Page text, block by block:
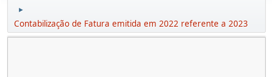
►
Contabilização de Fatura emitida em 2022 referente a 2023